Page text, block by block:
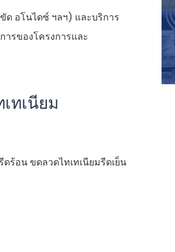
ด อโนไดซ์ ฯลฯ) และบริการ
รของโครงการและ
ทเนียม
ดร้อน ขดลวดไทเทเนียมรีดเย็น